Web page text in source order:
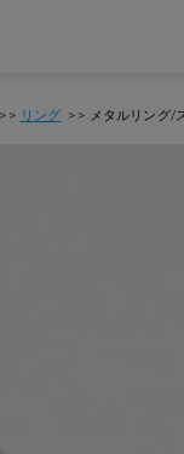
リング メタルリング/